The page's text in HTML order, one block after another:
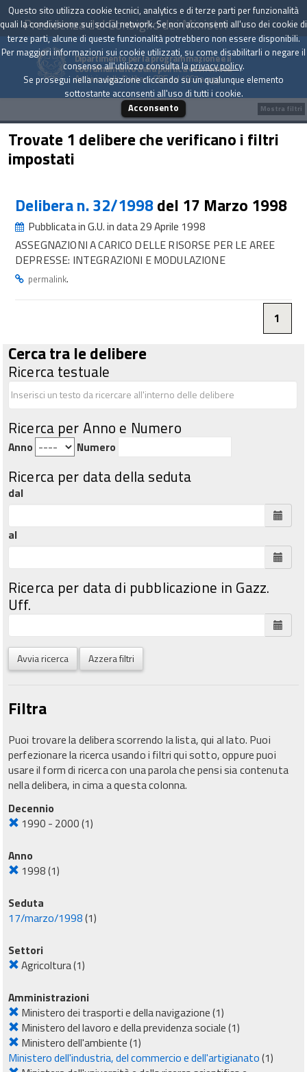
Presidenza del Consiglio dei Ministri
Dipartimento per la programmazione e il
coordinamento della politica economica
Archivio delle Delibere CIPE dal 1967 a oggi
Trovate 1 delibere che verificano i filtri
impostati
Delibera n. 32/1998del 17 Marzo 1998
Pubblicata in G.U. in data 29 Aprile 1998
ASSEGNAZIONI A CARICO DELLE RISORSE PER LE AREE
DEPRESSE: INTEGRAZIONI E MODULAZIONE
permalink.
1
Cerca tra le delibere
Ricerca testuale
Ricerca per Anno e Numero
Anno Numero
Ricerca per data della seduta
dal
al
Ricerca per data di pubblicazione in Gazz.
Uff.
Avvia ricerca Azzera filtri
Filtra
Puoi trovare la delibera scorrendo la lista, qui al lato. Puoi
perfezionare la ricerca usando i filtri qui sotto, oppure puoi
usare il form di ricerca con una parola che pensi sia contenuta
nella delibera, in cima a questa colonna.
Decennio
1990 - 2000(1)
Anno
1998(1)
Seduta
17/marzo/1998(1)
Settori
Agricoltura(1)
Amministrazioni
Ministero dei trasporti e della navigazione(1)
Ministero del lavoro e della previdenza sociale(1)
Ministero dell'ambiente(1)
Ministero dell'industria, del commercio e dell'artigianato(1)
Mostra filtri
Questo sito utilizza cookie tecnici, analytics e di terze parti per funzionalità
quali la condivisione sui social network. Se non acconsenti all'uso dei cookie di
terze parti, alcune di queste funzionalità potrebbero non essere disponibili.
Per maggiori informazioni sui cookie utilizzati, su come disabilitarli o negare il
consenso all'utilizzo consulta laprivacy policy.
Se prosegui nella navigazione cliccando su un qualunque elemento
sottostante acconsenti all'uso di tutti i cookie.
Acconsento